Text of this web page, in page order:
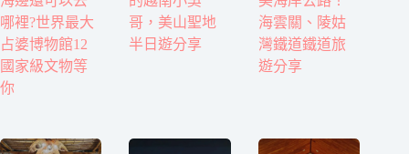
哪裡?世界最大
占婆博物館12
國家級文物等
你
哥，美山聖地
半日遊分享
海雲關、陵姑
灣鐵道鐵道旅
遊分享